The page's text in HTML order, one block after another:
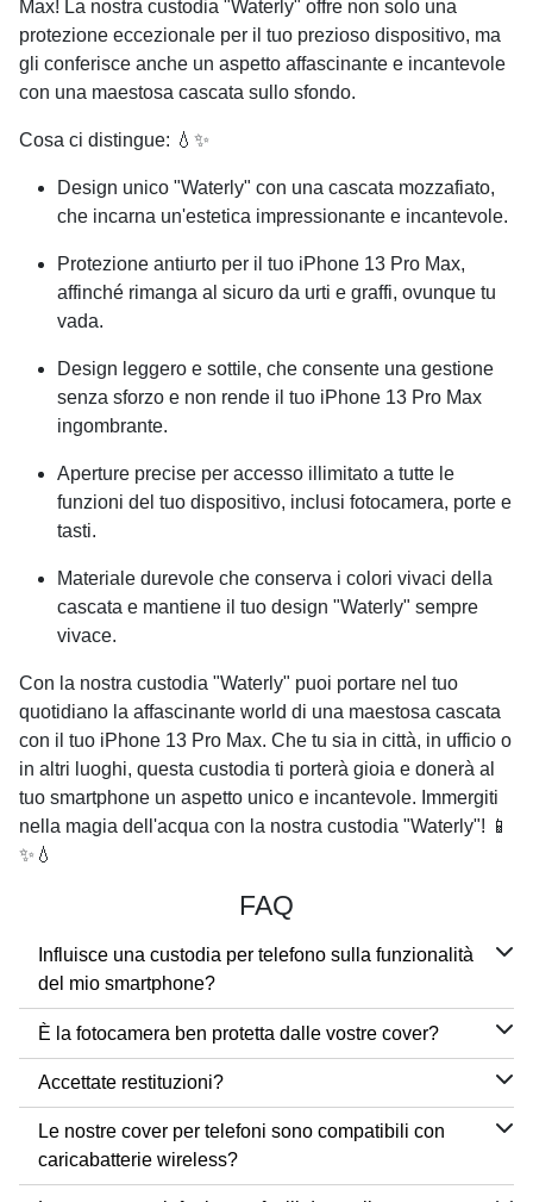
Max! La nostra custodia "Waterly" offre non solo una
protezione eccezionale per il tuo prezioso dispositivo, ma
gli conferisce anche un aspetto affascinante e incantevole
con una maestosa cascata sullo sfondo.
Cosa ci distingue: 💧✨
Design unico "Waterly" con una cascata mozzafiato,
che incarna un'estetica impressionante e incantevole.
Protezione antiurto per il tuo iPhone 13 Pro Max,
affinché rimanga al sicuro da urti e graffi, ovunque tu
vada.
Design leggero e sottile, che consente una gestione
senza sforzo e non rende il tuo iPhone 13 Pro Max
ingombrante.
Aperture precise per accesso illimitato a tutte le
funzioni del tuo dispositivo, inclusi fotocamera, porte e
tasti.
Materiale durevole che conserva i colori vivaci della
cascata e mantiene il tuo design "Waterly" sempre
vivace.
Con la nostra custodia "Waterly" puoi portare nel tuo
quotidiano la affascinante world di una maestosa cascata
con il tuo iPhone 13 Pro Max. Che tu sia in città, in ufficio o
in altri luoghi, questa custodia ti porterà gioia e donerà al
tuo smartphone un aspetto unico e incantevole. Immergiti
nella magia dell'acqua con la nostra custodia "Waterly"! 📱
✨💧
FAQ
Influisce una custodia per telefono sulla funzionalità
del mio smartphone?
È la fotocamera ben protetta dalle vostre cover?
Accettate restituzioni?
Le nostre cover per telefoni sono compatibili con
caricabatterie wireless?